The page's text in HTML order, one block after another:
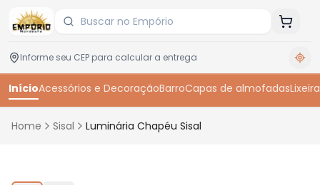
InícioAcessórios e DecoraçãoBarroCapas de almofadasLixeira
Home Sisal Luminária Chapéu Sisal